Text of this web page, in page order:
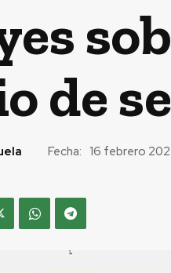
de
Fecha: 16 febrero